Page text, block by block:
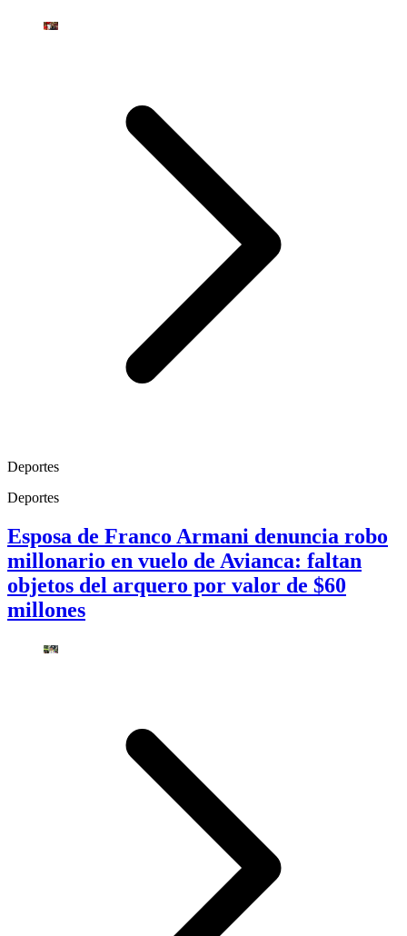
Deportes
Deportes
Esposa de Franco Armani denuncia robo
millonario en vuelo de Avianca: faltan
objetos del arquero por valor de $60
millones